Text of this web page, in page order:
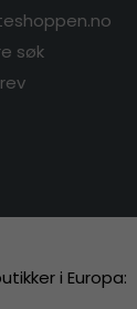
søk
i Europa: